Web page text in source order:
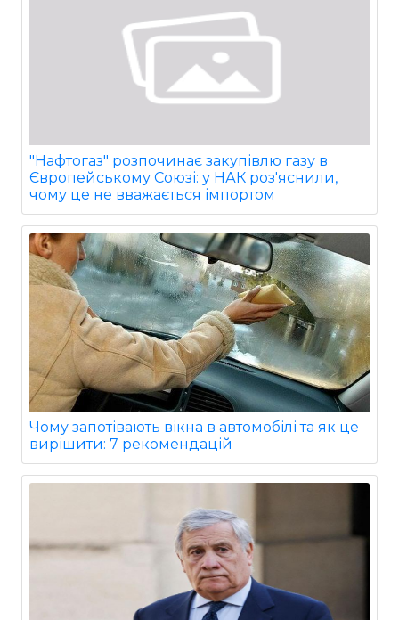
"Нафтогаз" розпочинає закупівлю газу в
Європейському Союзі: у НАК роз'яснили,
чому це не вважається імпортом
Чому запотівають вікна в автомобілі та як це
вирішити: 7 рекомендацій